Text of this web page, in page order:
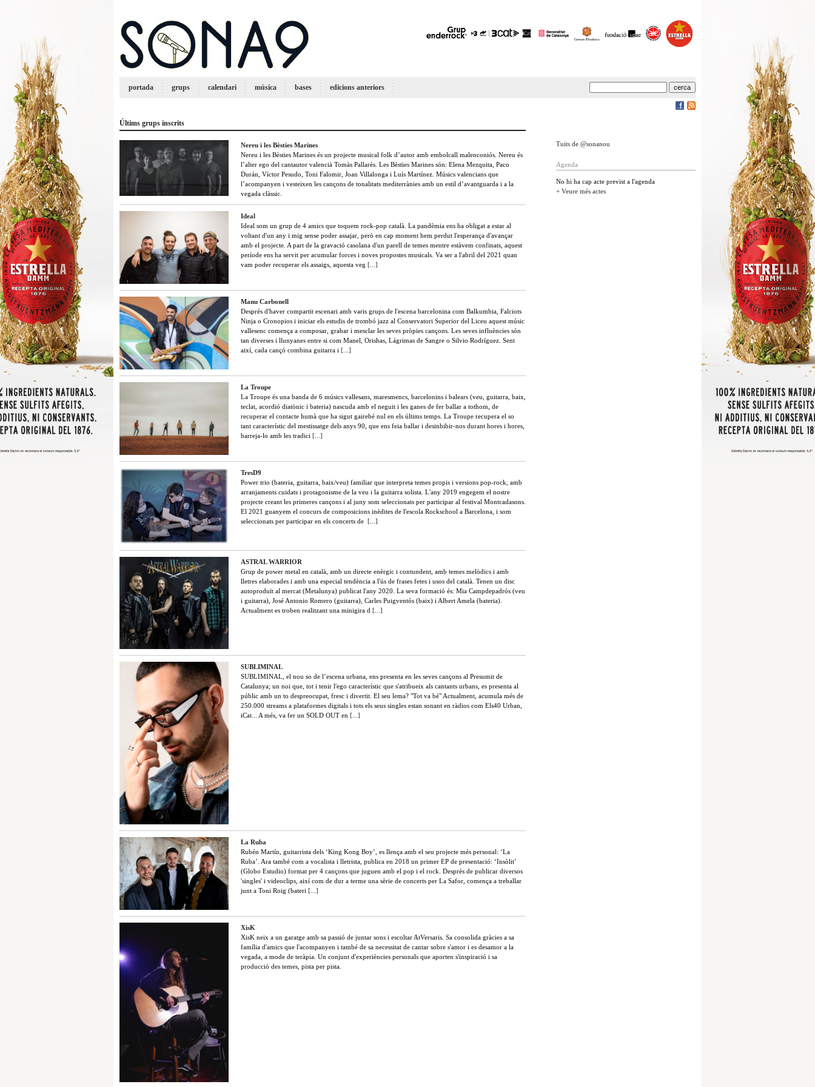
portada grups calendari música bases edicions anteriors
Últims grups inscrits
Nereu i les Bèsties Marines
Nereu i les Bèsties Marines és un projecte musical folk d’autor amb embolcall malenconiós. Nereu és
l’alter ego del cantautor valencià Tomàs Pallarès. Les Bèsties Marines són: Elena Mezquita, Paco
Durán, Víctor Pesudo, Toni Falomir, Joan Villalonga i Luís Martínez. Músics valencians que
l’acompanyen i vesteixen les cançons de tonalitats mediterrànies amb un estil d’avantguarda i a la
vegada clàssic.
Ideal
Ideal som un grup de 4 amics que toquem rock-pop català. La pandèmia ens ha obligat a estar al
voltant d'un any i mig sense poder assajar, però en cap moment hem perdut l'esperança d'avançar
amb el projecte. A part de la gravació casolana d'un parell de temes mentre estàvem confinats, aquest
període ens ha servit per acumular forces i noves propostes musicals. Va ser a l'abril del 2021 quan
vam poder recuperar els assaigs, aquesta veg [...]
Manu Carbonell
Després d'haver compartit escenari amb varis grups de l'escena barcelonina com Balkumbia, Falciots
Ninja o Cronopios i iniciar els estudis de trombó jazz al Conservatori Superior del Liceu aquest músic
vallesenc comença a composar, grabar i mesclar les seves pròpies cançons. Les seves influències són
tan diverses i llunyanes entre si com Manel, Orishas, Lágrimas de Sangre o Silvio Rodríguez. Sent
així, cada cançó combina guitarra i [...]
La Troupe
La Troupe és una banda de 6 músics vallesans, maresmencs, barcelonins i balears (veu, guitarra, baix,
teclat, acordió diatònic i bateria) nascuda amb el neguit i les ganes de fer ballar a tothom, de
recuperar el contacte humà que ha sigut gairebé nul en els últims temps. La Troupe recupera el so
tant característic del mestissatge dels anys 90, que ens feia ballar i desinhibir-nos durant hores i hores,
barreja-lo amb les tradici [...]
TresD9
Power trio (bateria, guitarra, baix/veu) familiar que interpreta temes propis i versions pop-rock, amb
arranjaments cuidats i protagonisme de la veu i la guitarra solista. L'any 2019 engegem el nostre
projecte creant les primeres cançons i al juny som seleccionats per participar al festival Montcadasons.
El 2021 guanyem el concurs de composicions inèdites de l'escola Rockschool a Barcelona, i som
seleccionats per participar en els concerts de [...]
ASTRAL WARRIOR
Grup de power metal en català, amb un directe enèrgic i contundent, amb temes melòdics i amb
lletres elaborades i amb una especial tendència a l'ús de frases fetes i usos del català. Tenen un disc
autoproduït al mercat (Metalunya) publicat l'any 2020. La seva formació és: Mia Campdepadrós (veu
i guitarra), José Antonio Romero (guitarra), Carles Puigventós (baix) i Albert Amela (bateria).
Actualment es troben realitzant una minigira d [...]
SUBLIMINAL
SUBLIMINAL, el nou so de l’escena urbana, ens presenta en les seves cançons al Presumit de
Catalunya; un noi que, tot i tenir l'ego característic que s'atribueix als cantants urbans, es presenta al
públic amb un to despreocupat, fresc i divertit. El seu lema? "Tot va bé" Actualment, acumula més de
250.000 streams a plataformes digitals i tots els seus singles estan sonant en ràdios com Els40 Urban,
iCat... A més, va fer un SOLD OUT en [...]
La Ruba
Rubén Martín, guitarrista dels ‘King Kong Boy’, es llença amb el seu projecte més personal: ‘La
Ruba’. Ara també com a vocalista i lletrista, publica en 2018 un primer EP de presentació: ‘Insòlit’
(Globo Estudio) format per 4 cançons que juguen amb el pop i el rock. Després de publicar diversos
'singles' i videoclips, així com de dur a terme una sèrie de concerts per La Safor, comença a treballar
junt a Toni Roig (bateri [...]
XisK
XisK neix a un garatge amb sa passió de juntar sons i escoltar AtVersaris. Sa consolida gràcies a sa
família d'amics que l'acompanyen i també de sa necessitat de cantar sobre s'amor i es desamor a la
vegada, a mode de teràpia. Un conjunt d'experiències personals que aporten s'inspiració i sa
producció des temes, pista per pista.
Tuits de @sonanou
Agenda
No hi ha cap acte previst a l'agenda
+ Veure més actes